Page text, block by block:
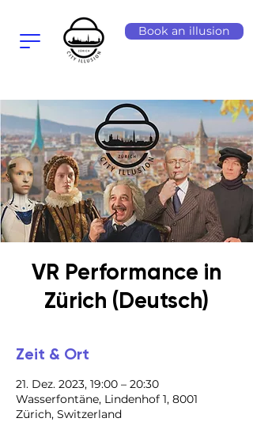
Book an illusion
VR Performance in
Zürich (Deutsch)
Zeit & Ort
21. Dez. 2023, 19:00 – 20:30
Wasserfontäne, Lindenhof 1, 8001
Zürich, Switzerland